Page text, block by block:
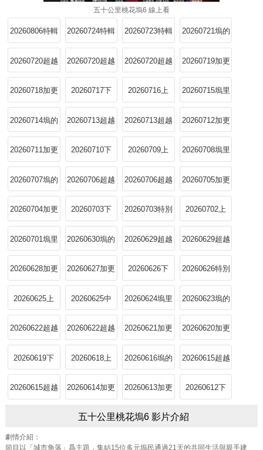
五十公里桃花塢6 線上看
20260806特輯
4
20260724特輯 20260723特輯 20260721塢的
心頭好
20260720超越
目標塢民上
20260720超越
目標塢民中
20260720超越
目標塢民下
20260719加更
下
20260718加更
上
20260717下 20260716上 20260715塢里
陪你看
20260714塢的
心頭好
20260713超越
目標塢民上
20260713超越
目標塢民下
20260712加更
下
20260711加更
上
20260710下 20260709上 20260708塢里
陪你看
20260707塢的
心頭好
20260706超越
目標塢民上
20260706超越
目標塢民下
20260705加更
下
20260704加更
上
20260703下 20260703特別
加更
20260702上
20260701塢里
陪你看
20260630塢的
心頭好
20260629超越
目標塢民上
20260629超越
目標塢民下
20260628加更
下
20260627加更
上
20260626下 20260626特別
加更
20260625上 20260625中 20260624塢里
陪你看
20260623塢的
心頭好
20260622超越
目標塢民上
20260622超越
目標塢民下
20260621加更
下
20260620加更
上
20260619下 20260618上 20260616塢的
心頭好
20260615超越
目標塢民上
20260615超越 20260614加更
下
20260613加更
上
20260612下
五十公里桃花塢6 影片介紹
劇情介紹：
節目以「城市角落」爲主題，集結15位多元塢民通過21天的共同生活與親手建